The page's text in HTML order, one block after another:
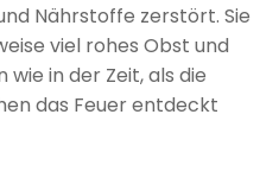
Nährstoffe zerstört. Sie
viel rohes Obst und
wie in der Zeit, als die
das Feuer entdeckt